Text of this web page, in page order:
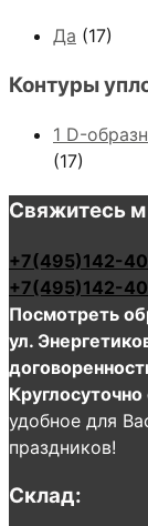
Да (17)
Контуры
1 D-
(17)
Свяжитесь
+7(495)142-
+7(495)142-
Посмотреть
ул.
удобное для
праздников!
Склад: